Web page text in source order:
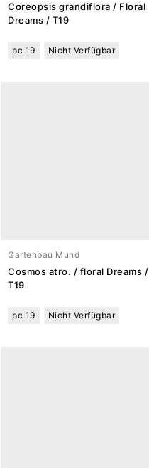
Coreopsis grandiflora / Floral
Dreams / T19
pc 19 Nicht Verfügbar
Gartenbau Mund
Cosmos atro. / floral Dreams /
T19
pc 19 Nicht Verfügbar